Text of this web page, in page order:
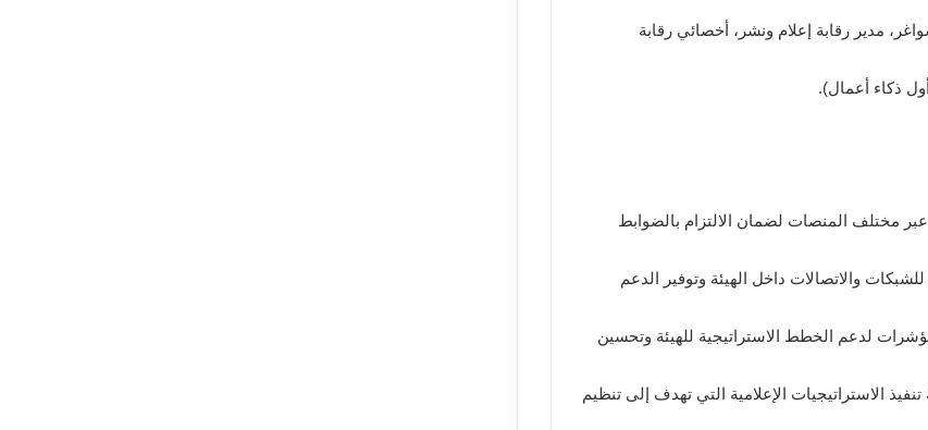
رقابة إعلامية – 7 شواغر، مدير رقابة إعلام ونشر، أخصائي رقابة
ذكاء أعمال).
عبر مختلف المنصات لضمان الالتزام بالضوابط
والاتصالات داخل الهيئة وتوفير الدعم
لدعم الخطط الاستراتيجية للهيئة وتحسين
الاستراتيجيات الإعلامية التي تهدف إلى تنظيم